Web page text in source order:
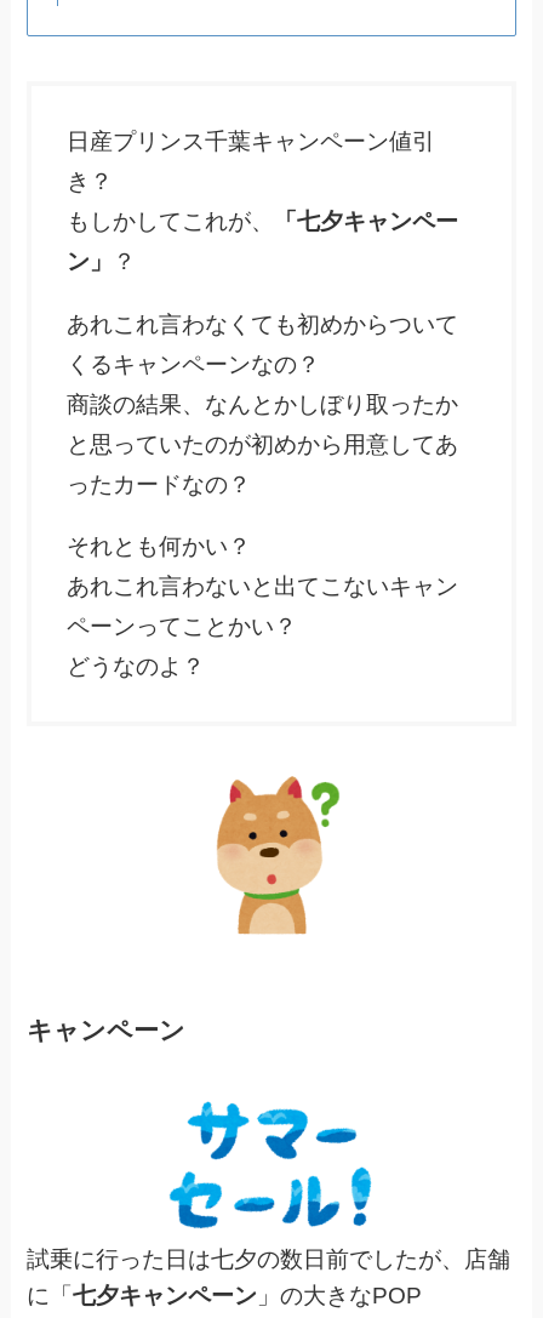
日産プリンス千葉キャンペーン値引
き？
もしかしてこれが、
「七夕キャンペー
ン」
？
あれこれ言わなくても初めからついて
くるキャンペーンなの？
商談の結果、なんとかしぼり取ったか
と思っていたのが初めから用意してあ
ったカードなの？
それとも何かい？
あれこれ言わないと出てこないキャン
ペーンってことかい？
どうなのよ？
キャンペーン
試乗に行った日は七夕の数日前でしたが、店舗
に「七夕キャンペーン 」の大きなPOP